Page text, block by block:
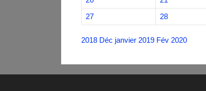
27
28
2018 Déc janvier 2019 Fév 2020